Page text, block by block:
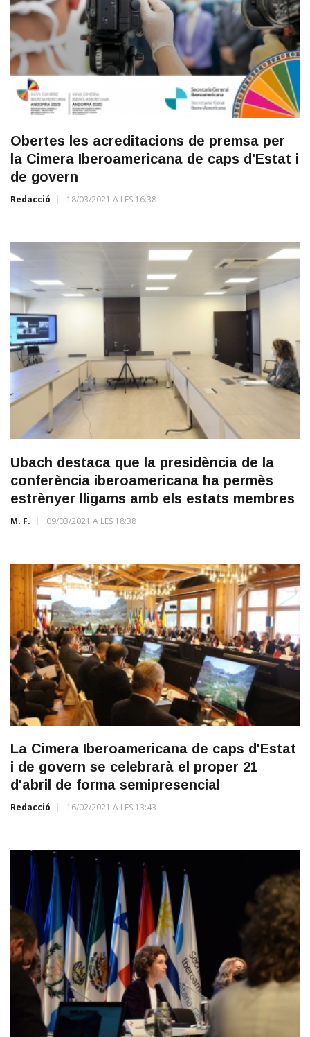
Obertes les acreditacions de premsa per
la Cimera Iberoamericana de caps d'Estat i
de govern
Redacció 18/03/2021 A LES 16:38
Ubach destaca que la presidència de la
conferència iberoamericana ha permès
estrènyer lligams amb els estats membres
M. F. 09/03/2021 A LES 18:38
La Cimera Iberoamericana de caps d'Estat
i de govern se celebrarà el proper 21
d'abril de forma semipresencial
Redacció 16/02/2021 A LES 13:43